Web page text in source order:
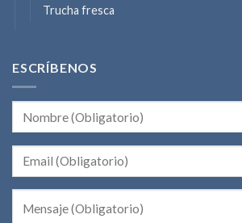
Trucha fresca
ESCRÍBENOS